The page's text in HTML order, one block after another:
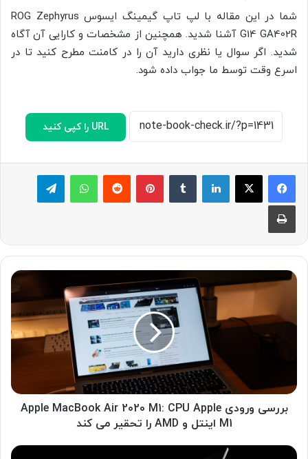
شما در این مقاله با لپ تاپ گیمینگ ایسوس ROG Zephyrus
G14 GA402R آشنا شدید. همچنین از مشخصات و کارایی آن آگاه
شدید. اگر سوال یا نظری دارید آن را در کامنت مطرح کنید تا در
اسرع وقت توسط ما جواب داده شود.
URL را کپی کنید
لینکدین ‫تامبلر پینترست‫رددیت واتس آپ تلگرام
چاپ
بررسی
MacBook
M1:
Apple
M1
AMD
بررسی ورودی Apple MacBook Air 2020 M1: CPU Apple
M1 اینتل و AMD را تحقیر می کند
بررسی